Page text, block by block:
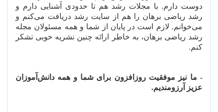
دوست دارم. با مجلات رشد هم تا حدودی آشنایی دارم و
رشد ریاضی برهان را هم از سایت رشد دریافت میکنم و
میخوانم. لازم است در پایان از شما و همه مسئولان مجله
رشد ریاضی برهان، به خاطر ارائه چنین نشریه خوبی تشکر
کنم.
- ما نیز موفقیت روزافزون برای شما و همه دانش آموزان
عزیز آرزومندیم.